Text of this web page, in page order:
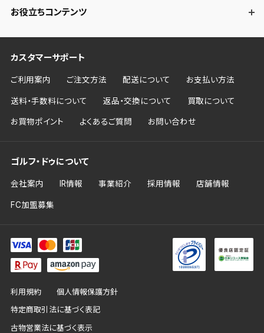
お役立ちコンテンツ
カスタマーサポート
ご利用案内 ご注文方法 配送について お支払い方法
送料・手数料について 返品・交換について 買取について
お買物ポイント よくあるご質問 お問い合わせ
ゴルフ・ドゥについて
会社案内 IR情報 事業紹介 採用情報 店舗情報
FC加盟募集
利用規約 個人情報保護方針
特定商取引法に基づく表記
古物営業法に基づく表示